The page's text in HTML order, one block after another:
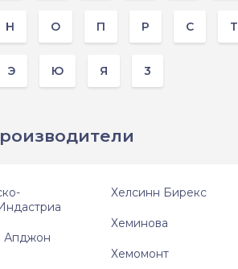
Н О П Р С Т
Э Ю Я 3
Апджон
Хелсинн Бирекс
Хеминова
Хемомонт